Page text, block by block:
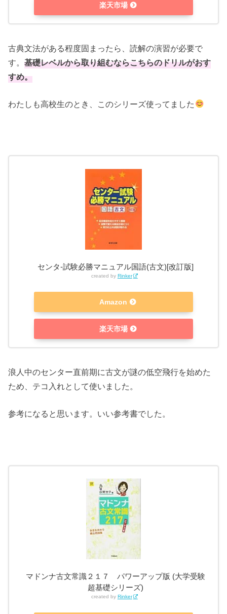
楽天市場
古典文法がある程度固まったら、読解の演習が必要で
す。基礎レベルから取り組むならこちらのドリルがおす
すめ。
わたしも高校生のとき、このシリーズ使ってました
センタ-試験必勝マニュアル国語(古文)[改訂版]
created by Rinker
Amazon
楽天市場
浪人中のセンター直前期に古文が謎の低空飛行を始めた
ため、テコ入れとして使いました。
参考になると思います。いい参考書でした。
マドンナ古文常識２１７ パワーアップ版 (大学受験
超基礎シリーズ)
created by Rinker